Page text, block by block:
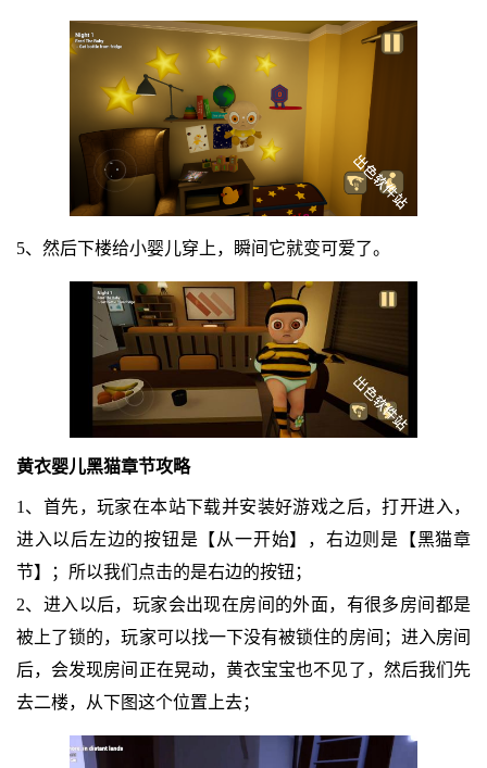
5、然后下楼给小婴儿穿上，瞬间它就变可爱了。
黄衣婴儿黑猫章节攻略
1、首先，玩家在本站下载并安装好游戏之后，打开进入，
进入以后左边的按钮是【从一开始】，右边则是【黑猫章
节】；所以我们点击的是右边的按钮；
2、进入以后，玩家会出现在房间的外面，有很多房间都是
被上了锁的，玩家可以找一下没有被锁住的房间；进入房间
后，会发现房间正在晃动，黄衣宝宝也不见了，然后我们先
去二楼，从下图这个位置上去；